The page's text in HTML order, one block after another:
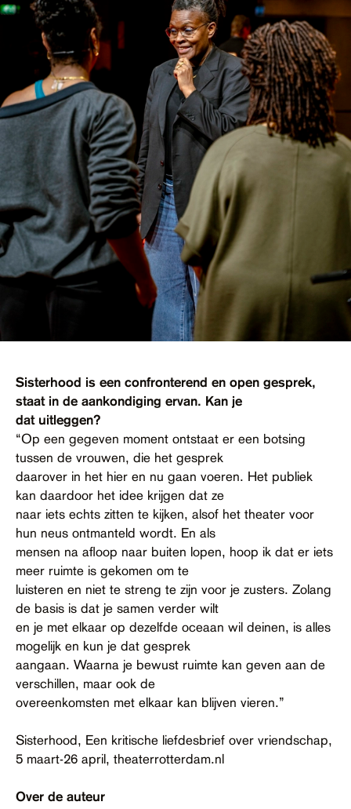
Sisterhood is een confronterend en open gesprek,
staat in de aankondiging ervan. Kan je
dat uitleggen?
“Op een gegeven moment ontstaat er een botsing
tussen de vrouwen, die het gesprek
daarover in het hier en nu gaan voeren. Het publiek
kan daardoor het idee krijgen dat ze
naar iets echts zitten te kijken, alsof het theater voor
hun neus ontmanteld wordt. En als
mensen na afloop naar buiten lopen, hoop ik dat er iets
meer ruimte is gekomen om te
luisteren en niet te streng te zijn voor je zusters. Zolang
de basis is dat je samen verder wilt
en je met elkaar op dezelfde oceaan wil deinen, is alles
mogelijk en kun je dat gesprek
aangaan. Waarna je bewust ruimte kan geven aan de
verschillen, maar ook de
overeenkomsten met elkaar kan blijven vieren.”
Sisterhood, Een kritische liefdesbrief over vriendschap,
5 maart-26 april, theaterrotterdam.nl
Over de auteur